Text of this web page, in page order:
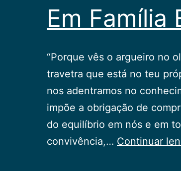
Em Família
“Porque vês o argueiro no
travetra que está no teu
nos adentramos no
impõe a obrigação de
do equilíbrio em nós e em
convivência,… Continuar